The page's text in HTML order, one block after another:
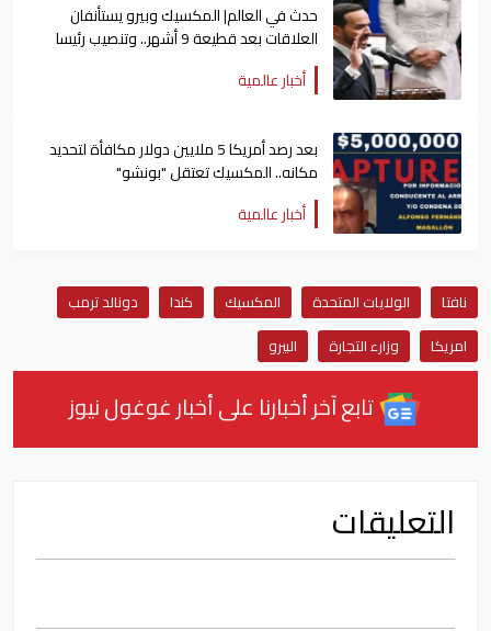
حدث في العالم| المكسيك وبيرو يستأنفان
العلاقات بعد قطيعة 9 أشهر.. وتنصيب رئيسا
جديدا لكولومبيا
أخبار عالمية
بعد رصد أمريكا 5 ملايين دولار مكافأة لتحديد
مكانه.. المكسيك تعتقل "بونشو"
أخبار عالمية
نافتا الولايات المتحدة المكسيك كندا
دونالد ترمب
امريكا
وزارء التجارة البيرو
تابع آخر أخبارنا على أخبار غوغول نيوز
التعليقات